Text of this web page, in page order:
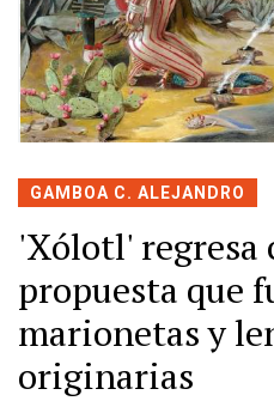
GAMBOA C. ALEJANDRO
'Xólotl' regresa
propuesta que
marionetas y
originarias